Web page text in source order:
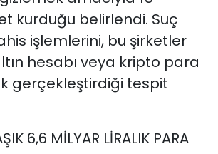
kurduğu belirlendi. Suç
işlemlerini, bu şirketler
hesabı veya kripto para
gerçekleştirdiği tespit
6,6 MİLYAR LİRALIK PARA